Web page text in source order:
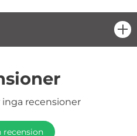
recensioner
recension